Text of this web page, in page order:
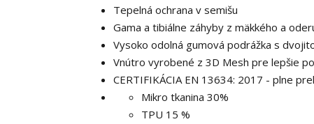
Tepelná ochrana v semišu
Gama a tibiálne záhyby z mäkkého a
Vysoko odolná gumová podrážka s
Vnútro vyrobené z 3D Mesh pre lepšie
CERTIFIKÁCIA EN 13634: 2017 - plne
Mikro tkanina 30%
TPU 15 %